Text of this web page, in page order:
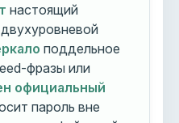
настоящий
поддельное
фразы или
официальный
пароль вне